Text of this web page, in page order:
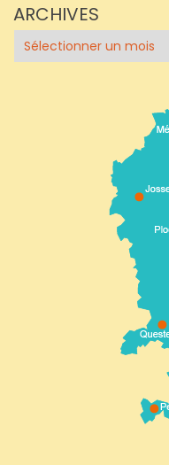
ARCHIVES
Archives